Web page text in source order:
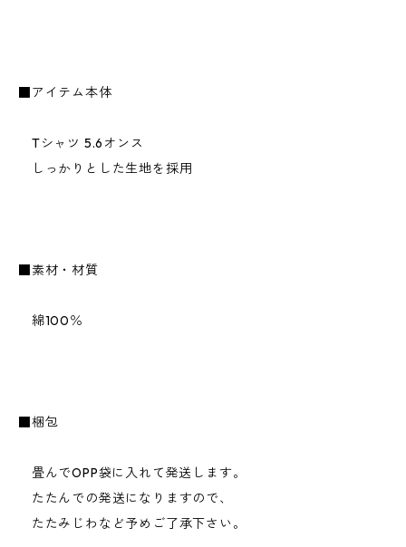
■アイテム本体
Tシャツ 5.6オンス
しっかりとした生地を採用
■素材・材質
綿100％
■梱包
畳んでOPP袋に入れて発送します。
たたんでの発送になりますので、
たたみじわなど予めご了承下さい。